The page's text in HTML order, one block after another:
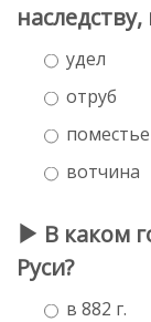
удел
отруб
поместье
вотчина
В каком
Руси?
в 882 г.